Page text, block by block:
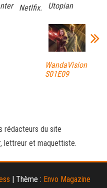
Netlfix. Utopian
WandaVision
S01E09
rédacteurs du site
lettreur et maquettiste.
Thème : Envo Magazine